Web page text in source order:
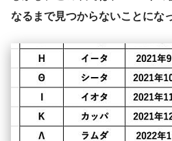
なるまで見つからないことにな